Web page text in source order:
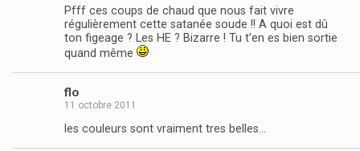
Pfff ces coups de chaud que nous fait vivre
régulièrement cette satanée soude !! A quoi est dû
ton figeage ? Les HE ? Bizarre ! Tu t’en es bien sortie
quand même
flo
11 octobre 2011
les couleurs sont vraiment tres belles…